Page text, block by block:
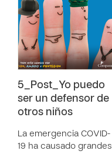
5_Post_Yo puedo
ser un defensor de
otros niños
La emergencia COVID-
19 ha causado grandes